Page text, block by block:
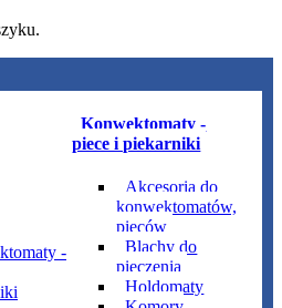
Konwektomaty -
piece i piekarniki
Akcesoria do
konwektomatów,
pieców
Blachy do
pieczenia
Holdomaty